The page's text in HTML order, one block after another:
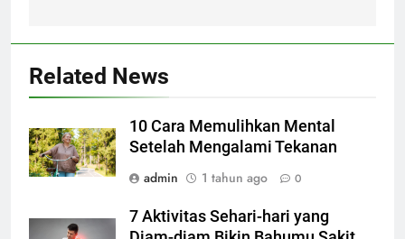
Related News
10 Cara Memulihkan Mental
Setelah Mengalami Tekanan
admin
1 tahun ago 0
7 Aktivitas Sehari-hari yang